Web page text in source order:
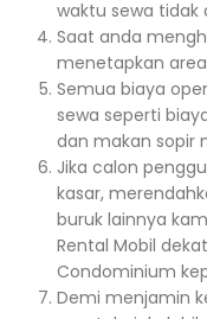
waktu sewa tidak
Saat anda
menetapkan
Semua biaya
sewa seperti
dan makan sopir
Jika calon
kasar,
buruk lainnya
Rental Mobil
Condominium
Demi menjamin